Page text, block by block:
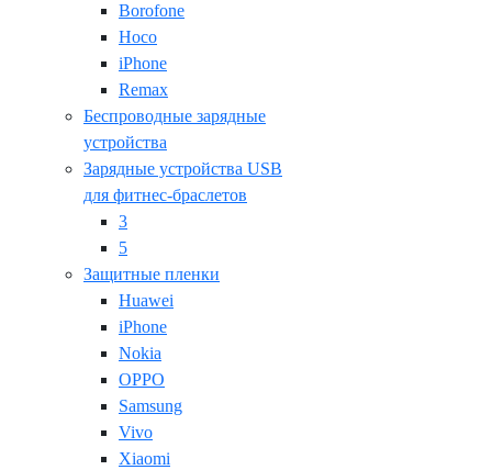
Borofone
Hoco
iPhone
Remax
Беспроводные зарядные
устройства
Зарядные устройства USB
для фитнес-браслетов
3
5
Защитные пленки
Huawei
iPhone
Nokia
OPPO
Samsung
Vivo
Xiaomi